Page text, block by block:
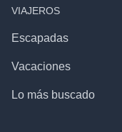
VIAJEROS
Escapadas
Vacaciones
Lo más buscado